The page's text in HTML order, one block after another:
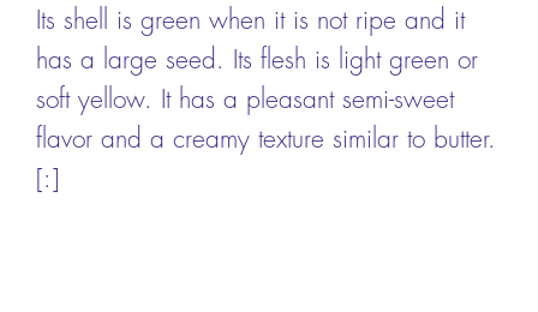
Its shell is green when it is not ripe and it
has a large seed. Its flesh is light green or
soft yellow. It has a pleasant semi-sweet
flavor and a creamy texture similar to butter.
[:]